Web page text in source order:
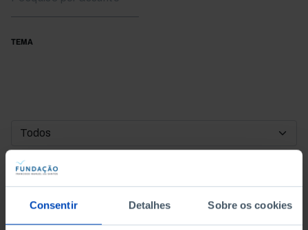
Consentir Detalhes Sobre os cookies
TEMA
DATA DE INÍCIO
DATA DE FIM